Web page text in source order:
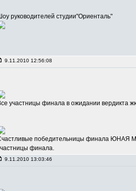
руководителей студии"Ориенталь"
9.11.2010 12:56:08
участницы финала в ожидании вердикта
победительницы финала ЮНАЯ
финала.
9.11.2010 13:03:46